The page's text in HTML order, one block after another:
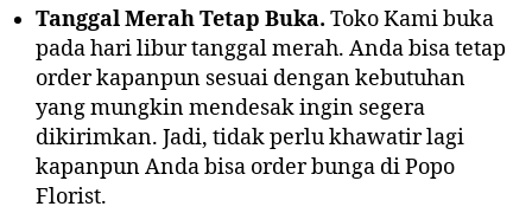
Tanggal Merah Tetap Buka. Toko Kami buka
pada hari libur tanggal merah. Anda bisa tetap
order kapanpun sesuai dengan kebutuhan
yang mungkin mendesak ingin segera
dikirimkan. Jadi, tidak perlu khawatir lagi
kapanpun Anda bisa order bunga di Popo
Florist.